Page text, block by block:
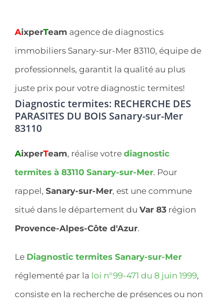
AixperTeam agence de diagnostics
immobiliers Sanary-sur-Mer 83110, équipe de
professionnels, garantit la qualité au plus
juste prix pour votre diagnostic termites!
Diagnostic termites: RECHERCHE DES
PARASITES DU BOIS Sanary-sur-Mer
83110
AixperTeam, réalise votre diagnostic
termites à 83110 Sanary-sur-Mer. Pour
rappel, Sanary-sur-Mer, est une commune
situé dans le département du Var 83 région
Provence-Alpes-Côte d'Azur.
Le Diagnostic termites Sanary-sur-Mer
réglementé par la loi n°99-471 du 8 juin 1999,
consiste en la recherche de présences ou non